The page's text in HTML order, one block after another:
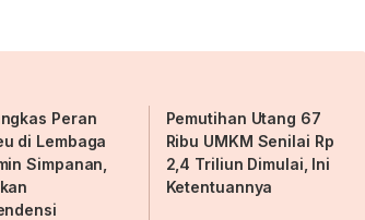
Peran
di Lembaga
Simpanan,
Pemutihan Utang 67
Ribu UMKM Senilai Rp
2,4 Triliun Dimulai, Ini
Ketentuannya